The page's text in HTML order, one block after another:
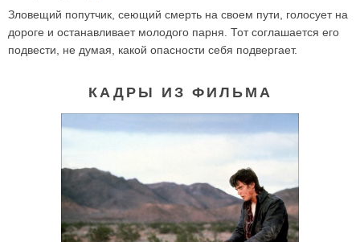
Зловещий попутчик, сеющий смерть на своем пути, голосует на
дороге и останавливает молодого парня. Тот соглашается его
подвести, не думая, какой опасности себя подвергает.
КАДРЫ ИЗ ФИЛЬМА